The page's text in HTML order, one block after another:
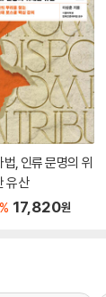
법, 인류 문명의 위
유산
% 17,820원